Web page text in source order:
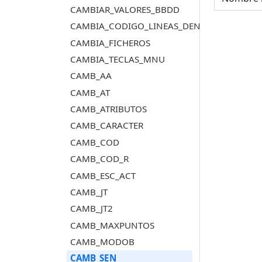
CAMBIAR_VALORES_BBDD
CAMBIA_FICHEROS
CAMBIA_TECLAS_MNU
CAMB_AA
CAMB_AT
CAMB_ATRIBUTOS
CAMB_CARACTER
CAMB_COD
CAMB_COD_R
CAMB_ESC_ACT
CAMB_JT
CAMB_JT2
CAMB_MAXPUNTOS
CAMB_MODOB
CAMB_SEN